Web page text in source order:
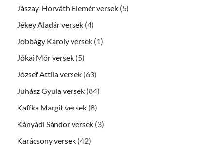
Jászay-Horváth Elemér versek (5)
Jékey Aladár versek (4)
Jobbágy Károly versek (1)
Jókai Mór versek (5)
József Attila versek (63)
Juhász Gyula versek (84)
Kaffka Margit versek (8)
Kányádi Sándor versek (3)
Karácsony versek (42)